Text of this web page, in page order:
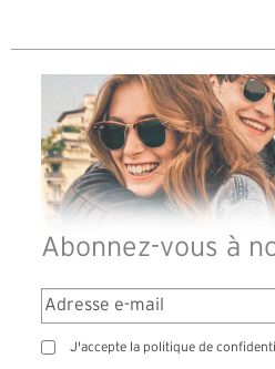
Abonnez-vous à
J'accepte la politique de